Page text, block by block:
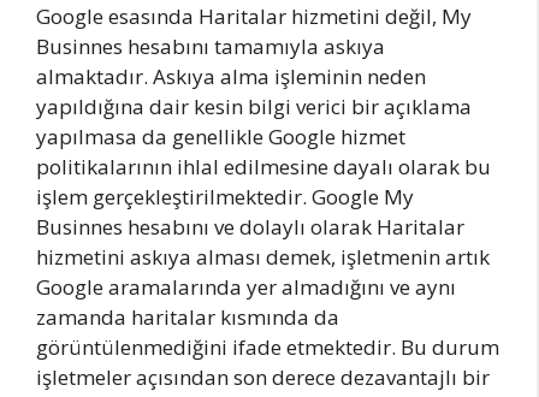
Google esasında Haritalar hizmetini değil, My
Businnes hesabını tamamıyla askıya
almaktadır. Askıya alma işleminin neden
yapıldığına dair kesin bilgi verici bir açıklama
yapılmasa da genellikle Google hizmet
politikalarının ihlal edilmesine dayalı olarak bu
işlem gerçekleştirilmektedir. Google My
Businnes hesabını ve dolaylı olarak Haritalar
hizmetini askıya alması demek, işletmenin artık
Google aramalarında yer almadığını ve aynı
zamanda haritalar kısmında da
görüntülenmediğini ifade etmektedir. Bu durum
işletmeler açısından son derece dezavantajlı bir